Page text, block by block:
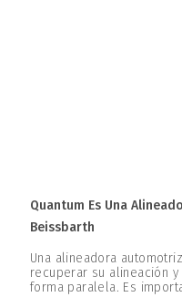
Quantum Es Una
Beissbarth
Una alineadora
recuperar su alineación
forma paralela. Es